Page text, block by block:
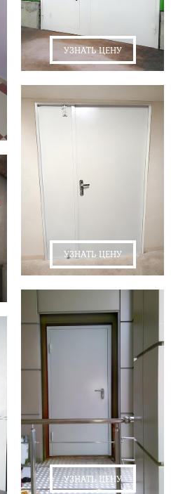
УЗНАТЬ ЦЕНУ
УЗНАТЬ ЦЕНУ
УЗНАТЬ ЦЕНУ